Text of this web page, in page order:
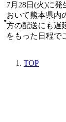
7月28日(火)に
おいて熊本県内
方の配送にも遅
をもった日程で
TOP